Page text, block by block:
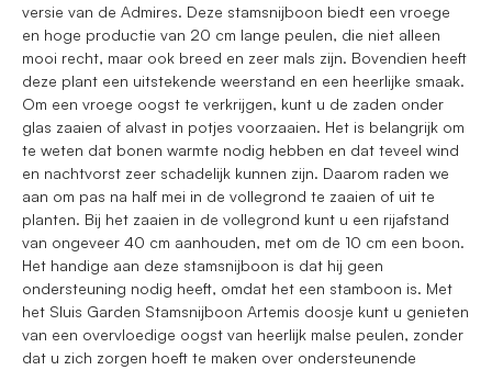
versie van de Admires. Deze stamsnijboon biedt een vroege
en hoge productie van 20 cm lange peulen, die niet alleen
mooi recht, maar ook breed en zeer mals zijn. Bovendien heeft
deze plant een uitstekende weerstand en een heerlijke smaak.
Om een vroege oogst te verkrijgen, kunt u de zaden onder
glas zaaien of alvast in potjes voorzaaien. Het is belangrijk om
te weten dat bonen warmte nodig hebben en dat teveel wind
en nachtvorst zeer schadelijk kunnen zijn. Daarom raden we
aan om pas na half mei in de vollegrond te zaaien of uit te
planten. Bij het zaaien in de vollegrond kunt u een rijafstand
van ongeveer 40 cm aanhouden, met om de 10 cm een boon.
Het handige aan deze stamsnijboon is dat hij geen
ondersteuning nodig heeft, omdat het een stamboon is. Met
het Sluis Garden Stamsnijboon Artemis doosje kunt u genieten
van een overvloedige oogst van heerlijk malse peulen, zonder
dat u zich zorgen hoeft te maken over ondersteunende